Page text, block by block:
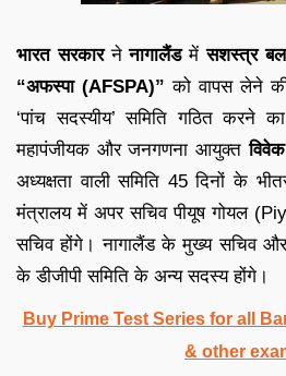
भारत सरकारनेनागालैंडमेंसशस्त्र बल
“अफस्पा (AFSPA)”को वापस लेने
‘पांच सदस्यीय’ समिति गठित करने
महापंजीयक और जनगणना आयुक्त
अध्यक्षता वाली समिति 45 दिनों के
मंत्रालय में अपर सचिव पीयूष गोयल
सचिव होंगे। नागालैंड के मुख्य सचिव
के डीजीपी समिति के अन्य सदस्य होंगे।
Buy Prime Test Series for all
& other